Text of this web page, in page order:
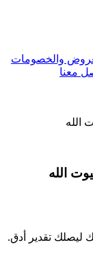
والخصومات
معنا
الله
الله
تقدير أدق.